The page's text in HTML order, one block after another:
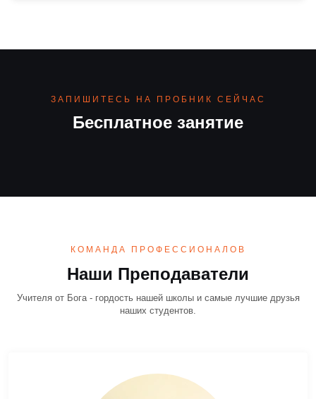
Бесплатное занятие
ЗАПИШИТЕСЬ НА ПРОБНИК СЕЙЧАС
КОМАНДА ПРОФЕССИОНАЛОВ
Наши Преподаватели
Учителя от Бога - гордость нашей школы и самые лучшие друзья
наших студентов.